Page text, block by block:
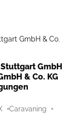
GmbH & Co.
GmbH
& Co. KG
Caravaning